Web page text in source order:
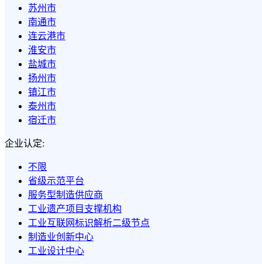
苏州市
南通市
连云港市
淮安市
盐城市
扬州市
镇江市
泰州市
宿迁市
企业认定:
不限
省级示范平台
服务型制造供应商
工业遗产项目支撑机构
工业互联网标识解析二级节点
制造业创新中心
工业设计中心